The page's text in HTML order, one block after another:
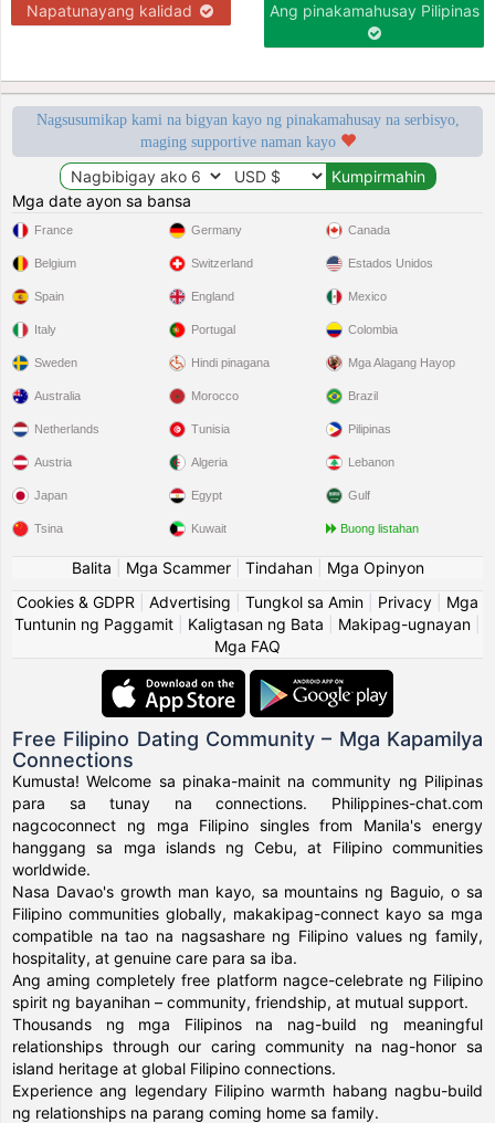
Napatunayang kalidad Ang pinakamahusay Pilipinas
Nagsusumikap kami na bigyan kayo ng pinakamahusay na serbisyo,
maging supportive naman kayo
Mga date ayon sa bansa
France
Belgium
Spain
Italy
Sweden
Germany
Switzerland
England
Portugal
Hindi pinagana
Canada
Estados Unidos
Mexico
Colombia
Mga Alagang Hayop
Australia
Netherlands
Austria
Japan
Tsina
Morocco
Tunisia
Algeria
Egypt
Kuwait
Brazil
Pilipinas
Lebanon
Gulf
Buong listahan
Balita Mga Scammer| Tindahan| Mga Opinyon
Cookies & GDPR
Advertising Tungkol sa Amin Privacy
Mga
Tuntunin ng Paggamit
Kaligtasan ng Bata Makipag-ugnayan
Mga FAQ
Free Filipino Dating Community – Mga Kapamilya
Connections
Kumusta! Welcome sa pinaka-mainit na community ng Pilipinas
para sa tunay na connections. Philippines-chat.com
nagcoconnect ng mga Filipino singles from Manila's energy
hanggang sa mga islands ng Cebu, at Filipino communities
worldwide.
Nasa Davao's growth man kayo, sa mountains ng Baguio, o sa
Filipino communities globally, makakipag-connect kayo sa mga
compatible na tao na nagsashare ng Filipino values ng family,
hospitality, at genuine care para sa iba.
Ang aming completely free platform nagce-celebrate ng Filipino
spirit ng bayanihan – community, friendship, at mutual support.
Thousands ng mga Filipinos na nag-build ng meaningful
relationships through our caring community na nag-honor sa
island heritage at global Filipino connections.
Experience ang legendary Filipino warmth habang nagbu-build
ng relationships na parang coming home sa family.